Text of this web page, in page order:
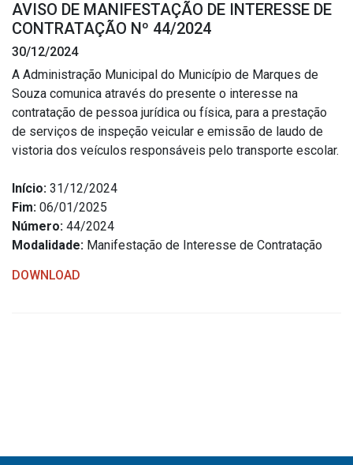
Estrutura Organizacional
Secretarias
Administração
Agricultura e Meio Ambiente
Assistência Social
Educação, Cultura, Desporto e Turismo
Obras
AVISO DE MANIFESTAÇÃO DE INTERESSE DE
CONTRATAÇÃO Nº 44/2024
30/12/2024
A Administração Municipal do Município de Marques de
Souza comunica através do presente o interesse na
contratação de pessoa jurídica ou física, para a prestação
de serviços de inspeção veicular e emissão de laudo de
vistoria dos veículos responsáveis pelo transporte escolar.
Início: 31/12/2024
Fim: 06/01/2025
Número: 44/2024
Modalidade: Manifestação de Interesse de Contratação
DOWNLOAD